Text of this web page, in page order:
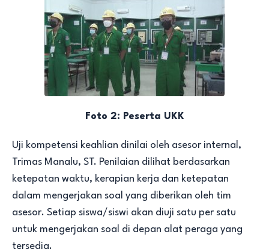
Foto 2: Peserta UKK
Uji kompetensi keahlian dinilai oleh asesor internal,
Trimas Manalu, ST. Penilaian dilihat berdasarkan
ketepatan waktu, kerapian kerja dan ketepatan
dalam mengerjakan soal yang diberikan oleh tim
asesor. Setiap siswa/siswi akan diuji satu per satu
untuk mengerjakan soal di depan alat peraga yang
tersedia.